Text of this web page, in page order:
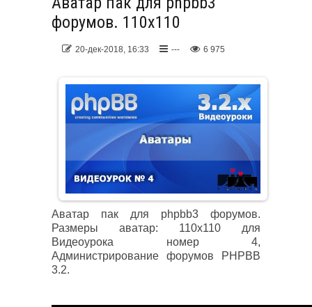
форумов. 110х110
20-дек-2018, 16:33 --- 6 975
Аватар пак для phpbb3 форумов.
Размеры аватар: 110х110 для
Видеоурока номер 4,
Администрирование форумов PHPBB
3.2.